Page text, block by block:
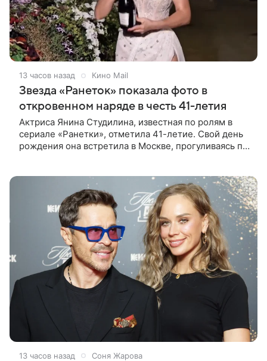
13 часов назад Кино Mail
Звезда «Ранеток» показала фото в
откровенном наряде в честь 41-летия
Актриса Янина Студилина, известная по ролям в
сериале «Ранетки», отметила 41-летие. Свой день
рождения она встретила в Москве, прогуливаясь по
13 часов назад Соня Жарова